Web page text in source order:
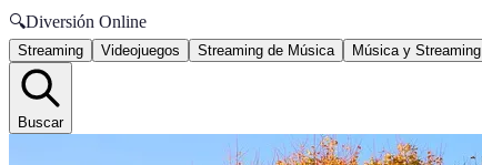
🔍Diversión Online
Streaming Videojuegos Streaming de Música Música y Streaming
Buscar